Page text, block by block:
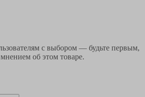
с выбором — будьте первым,
об этом товаре.